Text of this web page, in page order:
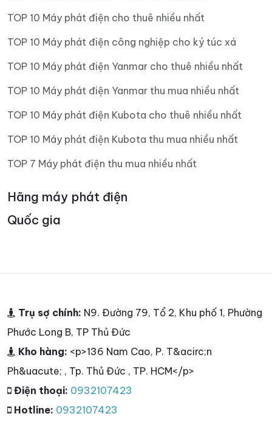
TOP 10 Máy phát điện cho thuê nhiều nhất
TOP 10 Máy phát điện công nghiệp cho ký túc xá
TOP 10 Máy phát điện Yanmar cho thuê nhiều nhất
TOP 10 Máy phát điện Yanmar thu mua nhiều nhất
TOP 10 Máy phát điện Kubota cho thuê nhiều nhất
TOP 10 Máy phát điện Kubota thu mua nhiều nhất
TOP 7 Máy phát điện thu mua nhiều nhất
Hãng máy phát điện
Quốc gia
Trụ sợ chính: N9. Đường 79, Tổ 2, Khu phố 1, Phường
Phước Long B, TP Thủ Đức
Kho hàng: <p>136 Nam Cao, P. T&acirc;n
Ph&uacute; , Tp. Thủ Đức , TP. HCM</p>
Điện thoại: 0932107423
Hotline: 0932107423